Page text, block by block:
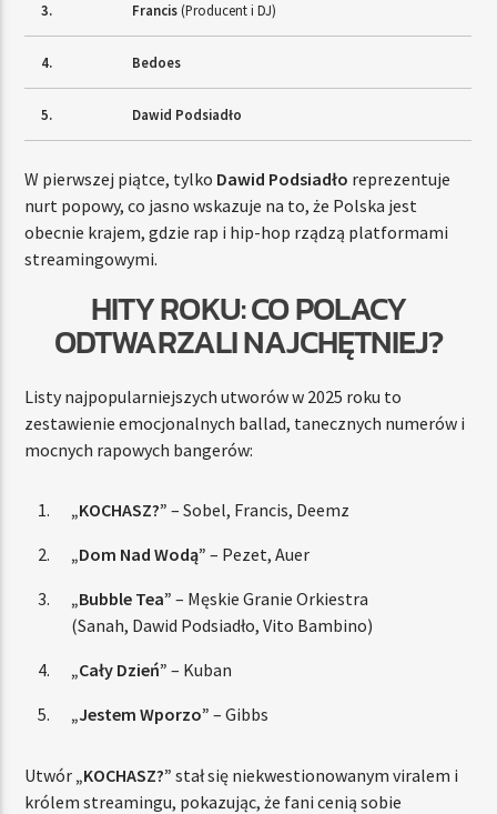
3. Francis(Producent i DJ)
4. Bedoes
5. Dawid Podsiadło
W pierwszej piątce, tylko Dawid Podsiadło reprezentuje
nurt popowy, co jasno wskazuje na to, że Polska jest
obecnie krajem, gdzie rap i hip-hop rządzą platformami
streamingowymi.
HITY ROKU: CO POLACY
ODTWARZALI NAJCHĘTNIEJ?
Listy najpopularniejszych utworów w 2025 roku to
zestawienie emocjonalnych ballad, tanecznych numerów i
mocnych rapowych bangerów:
„KOCHASZ?” – Sobel, Francis, Deemz
„Dom Nad Wodą” – Pezet, Auer
„Bubble Tea” – Męskie Granie Orkiestra
(Sanah, Dawid Podsiadło, Vito Bambino)
„Cały Dzień” – Kuban
„Jestem Wporzo” – Gibbs
Utwór „KOCHASZ?” stał się niekwestionowanym viralem i
królem streamingu, pokazując, że fani cenią sobie